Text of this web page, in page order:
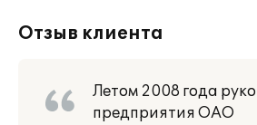
Отзыв клиента
Летом 2008 года
предприятия ОАО